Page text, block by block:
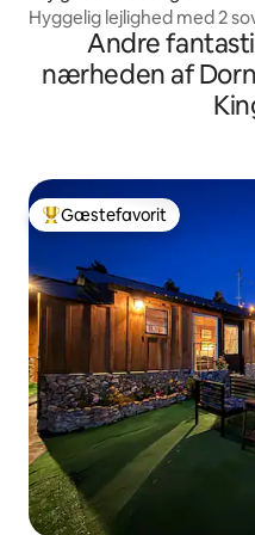
Hyggelig lejlighed med 2
Andre
nærheden af
Bedste gæstefavorit
Gæstefavorit